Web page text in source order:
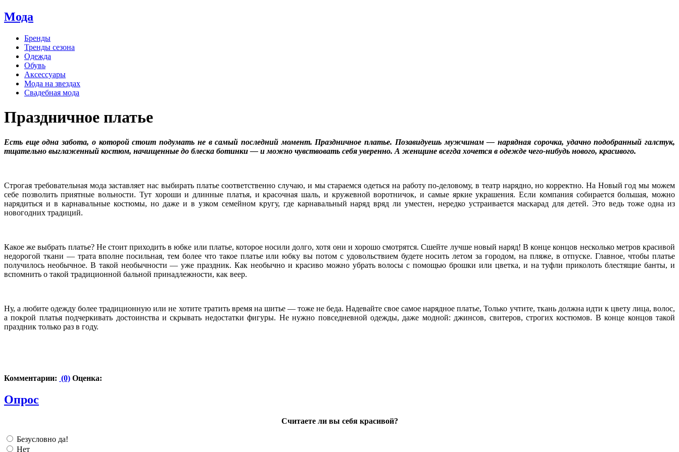
Мода
Бренды
Тренды сезона
Одежда
Обувь
Аксессуары
Мода на звездах
Свадебная мода
Праздничное платье
Есть еще одна забота, о которой стоит подумать не в самый последний момент. Праздничное платье. Позавидуешь мужчинам — нарядная сорочка, удачно подобранный галстук,
тщательно выглаженный костюм, начищенные до блеска ботинки — и можно чувствовать себя уверенно. А женщине всегда хочется в одежде чего-нибудь нового, красивого.
Строгая требовательная мода заставляет нас выбирать платье соответственно случаю, и мы стараемся одеться на работу по-деловому, в театр нарядно, но корректно. На Новый год мы можем
себе позволить приятные вольности. Тут хороши и длинные платья, и красочная шаль, и кружевной воротничок, и самые яркие украшения. Если компания собирается большая, можно
нарядиться и в карнавальные костюмы, но даже и в узком семейном кругу, где карнавальный наряд вряд ли уместен, нередко устраивается маскарад для детей. Это ведь тоже одна из
новогодних традиций.
Какое же выбрать платье? Не стоит приходить в юбке или платье, которое носили долго, хотя они и хорошо смотрятся. Сшейте лучше новый наряд! В конце концов несколько метров красивой
недорогой ткани — трата вполне посильная, тем более что такое платье или юбку вы потом с удовольствием будете носить летом за городом, на пляже, в отпуске. Главное, чтобы платье
получилось необычное. В такой необычности — уже праздник. Как необычно и красиво можно убрать волосы с помощью брошки или цветка, и на туфли приколоть блестящие банты, и
вспомнить о такой традиционной бальной принадлежности, как веер.
Ну, а любите одежду более традиционную или не хотите тратить время на шитье — тоже не беда. Надевайте свое самое нарядное платье, Только учтите, ткань должна идти к цвету лица, волос,
а покрой платья подчеркивать достоинства и скрывать недостатки фигуры. Не нужно повседневной одежды, даже модной: джинсов, свитеров, строгих костюмов. В конце концов такой
праздник только раз в году.
Комментарии: (0) Оценка:
Опрос
Считаете ли вы себя красивой?
Безусловно да!
Нет